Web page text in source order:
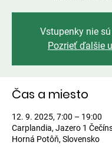
Vstupenky nie
Pozrieť ďalšie
Čas a miesto
12. 9. 2025, 7:00 – 19:00
Carplandia, Jazero 1
Horná Potôň, Slovensko